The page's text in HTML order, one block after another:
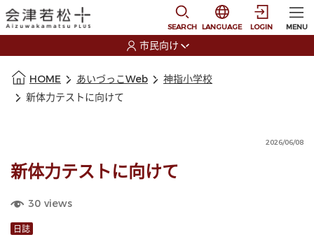
SEARCH
選択すると言語の切
LANGUAGE LOGIN MENU
市民向け
HOME あいづっこWeb
神指小学校
新体力テストに向けて
2026/06/08
新体力テストに向けて
30 views
日誌